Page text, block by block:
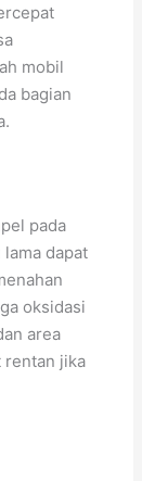
mobil
bagian
pada
dapat
oksidasi
area
jika